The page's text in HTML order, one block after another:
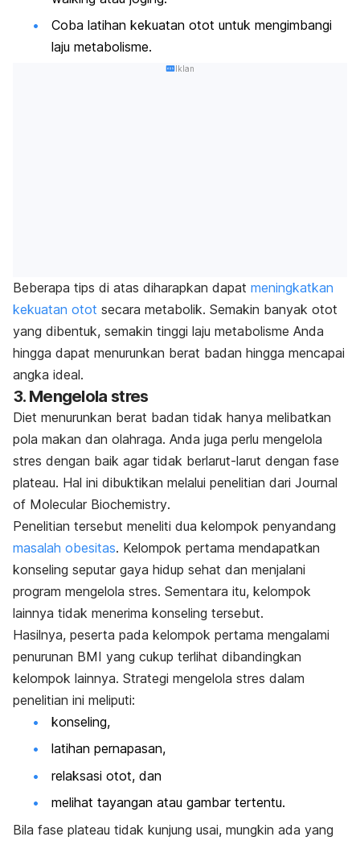
Coba latihan kekuatan otot untuk mengimbangi
laju metabolisme.
Iklan
Beberapa tips di atas diharapkan dapat meningkatkan
kekuatan otot secara metabolik. Semakin banyak otot
yang dibentuk, semakin tinggi laju metabolisme Anda
hingga dapat menurunkan berat badan hingga mencapai
angka ideal.
3. Mengelola stres
Diet menurunkan berat badan tidak hanya melibatkan
pola makan dan olahraga. Anda juga perlu mengelola
stres dengan baik agar tidak berlarut-larut dengan fase
plateau. Hal ini dibuktikan melalui penelitian dari Journal
of Molecular Biochemistry.
Penelitian tersebut meneliti dua kelompok penyandang
masalah obesitas. Kelompok pertama mendapatkan
konseling seputar gaya hidup sehat dan menjalani
program mengelola stres. Sementara itu, kelompok
lainnya tidak menerima konseling tersebut.
Hasilnya, peserta pada kelompok pertama mengalami
penurunan BMI yang cukup terlihat dibandingkan
kelompok lainnya. Strategi mengelola stres dalam
penelitian ini meliputi:
konseling,
latihan pernapasan,
relaksasi otot, dan
melihat tayangan atau gambar tertentu.
Bila fase plateau tidak kunjung usai, mungkin ada yang